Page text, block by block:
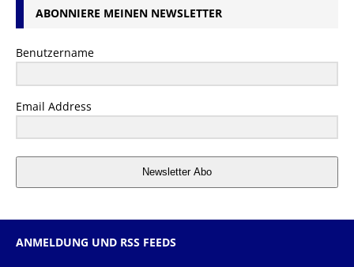
ABONNIERE MEINEN NEWSLETTER
Benutzername
Email Address
Newsletter Abo
ANMELDUNG UND RSS FEEDS